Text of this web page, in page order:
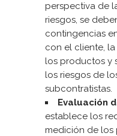
perspectiva de
riesgos, se
contingencias
con el cliente,
los productos y
los riesgos de
subcontratistas.
Evaluación
establece los
medición de los